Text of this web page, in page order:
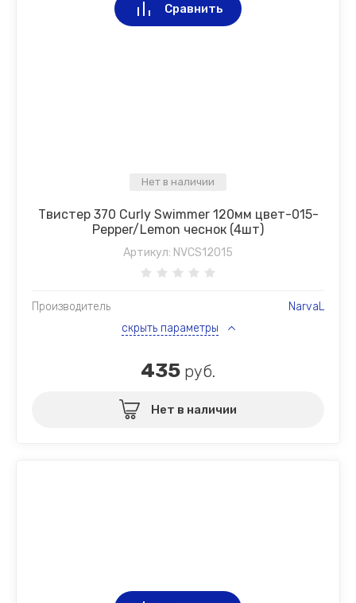
Нет в наличии
Твистер 370 Curly Swimmer 120мм цвет-015-
Pepper/Lemon чеснок (4шт)
Артикул: NVCS12015
Производитель
NarvaL
скрыть параметры
Сравнить
435 руб.
Нет в наличии